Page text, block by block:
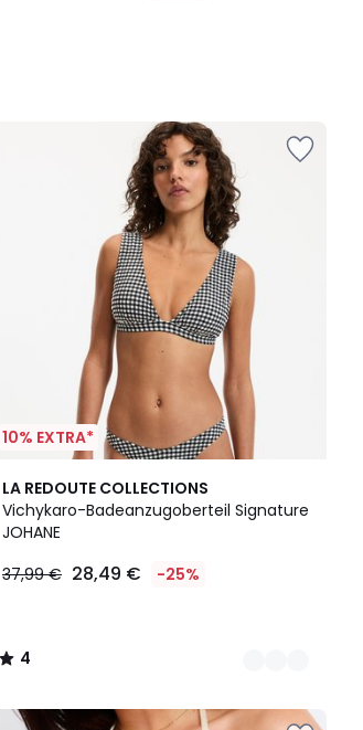
10% EXTRA*
LA REDOUTE COLLECTIONS
Vichykaro-Badeanzugoberteil Signature
JOHANE
37,99 € 28,49 € -25%
4
/
5
2
Farben
4
/